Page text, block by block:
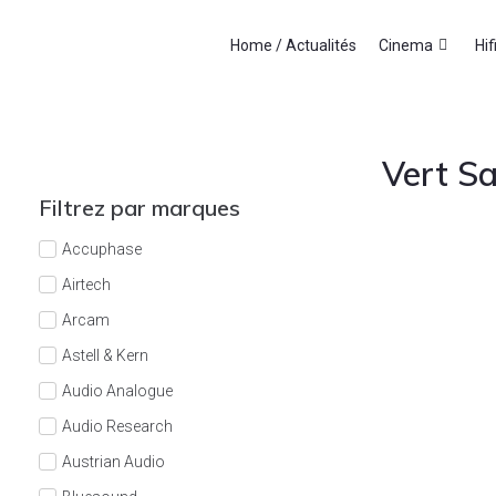
Home / Actualités Cinema Hifi
Filtrez par marques
Accuphase
Airtech
Arcam
Astell & Kern
Audio Analogue
Audio Research
Austrian Audio
Vert